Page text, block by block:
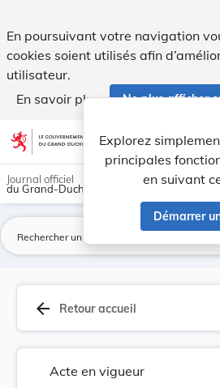
En poursuivant votre navigation
cookies soient utilisés afin
utilisateur.
En savoir plus
Ne plus afficher
Aller au contenu account_circle
Explorez
principales
en suivant
Démarrer
Journal officiel
du Grand-Duché de Luxembourg
arrow_back Retour accueil
Acte en vigueur